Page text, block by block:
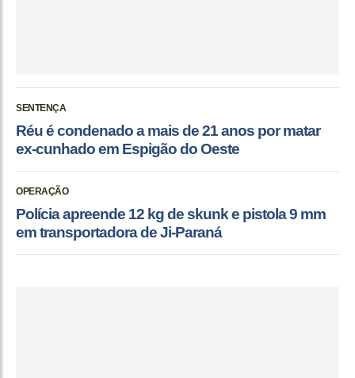
SENTENÇA
Réu é condenado a mais de 21 anos por matar
ex-cunhado em Espigão do Oeste
OPERAÇÃO
Polícia apreende 12 kg de skunk e pistola 9 mm
em transportadora de Ji-Paraná